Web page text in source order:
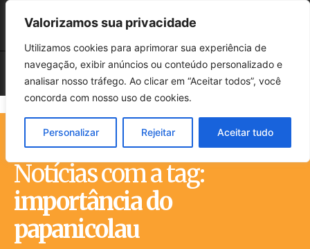
Valorizamos sua privacidade
Utilizamos cookies para aprimorar sua experiência de
navegação, exibir anúncios ou conteúdo personalizado e
analisar nosso tráfego. Ao clicar em “Aceitar todos”, você
concorda com nosso uso de cookies.
Personalizar Rejeitar Aceitar tudo
Notícias com a tag:
importância do
papanicolau